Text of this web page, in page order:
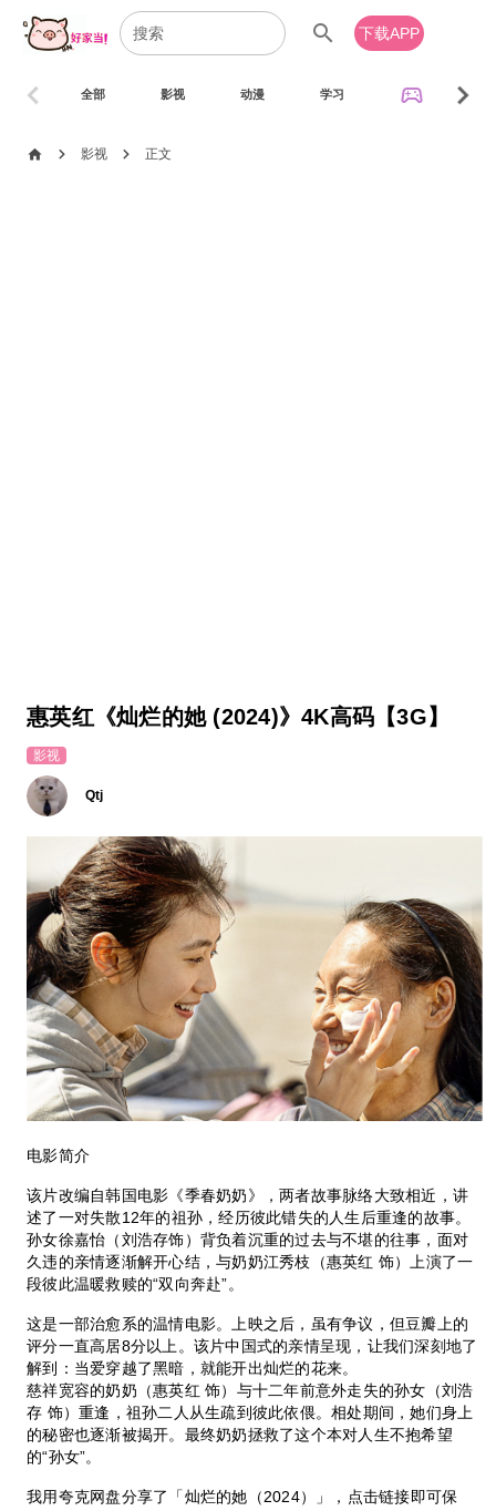
search 下载APP
全部 影视 动漫 学习 sports_esports
chevron_left chevron_right
home chevron_right 影视 chevron_right 正文
惠英红《灿烂的她 (2024)》4K高码【3G】
影视
Qtj
电影简介
该片改编自韩国电影《季春奶奶》，两者故事脉络大致相近，讲
述了一对失散12年的祖孙，经历彼此错失的人生后重逢的故事。
孙女徐嘉怡（刘浩存饰）背负着沉重的过去与不堪的往事，面对
久违的亲情逐渐解开心结，与奶奶江秀枝（惠英红 饰）上演了一
段彼此温暖救赎的“双向奔赴”。
这是一部治愈系的温情电影。上映之后，虽有争议，但豆瓣上的
评分一直高居8分以上。该片中国式的亲情呈现，让我们深刻地了
解到：当爱穿越了黑暗，就能开出灿烂的花来。
慈祥宽容的奶奶（惠英红 饰）与十二年前意外走失的孙女（刘浩
存 饰）重逢，祖孙二人从生疏到彼此依偎。相处期间，她们身上
的秘密也逐渐被揭开。最终奶奶拯救了这个本对人生不抱希望
的“孙女”。
我用夸克网盘分享了「灿烂的她（2024）」，点击链接即可保